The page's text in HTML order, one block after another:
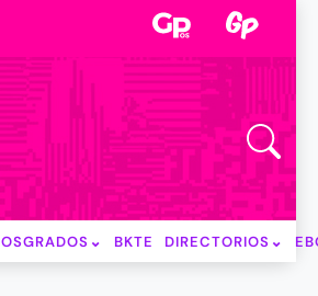
BKTE DIRECTORIOS